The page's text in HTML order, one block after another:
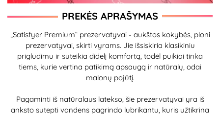
PREKĖS APRAŠYMAS
„Satisfyer Premium“ prezervatyvai - aukštos kokybės, ploni
prezervatyvai, skirti vyrams. Jie išsiskiria klasikiniu
prigludimu ir suteikia didelį komfortą, todėl puikiai tinka
tiems, kurie vertina patikimą apsaugą ir natūralų, odai
malonų pojūtį.
Pagaminti iš natūralaus latekso, šie prezervatyvai yra iš
anksto sutepti vandens pagrindo lubrikantu, kuris užtikrina